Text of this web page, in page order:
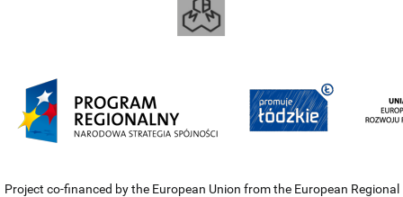
Project co-financed by the European Union from the European Regional